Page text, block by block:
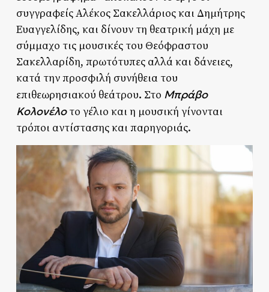
συγγραφείς Αλέκος Σακελλάριος και Δημήτρης
Ευαγγελίδης, και δίνουν τη θεατρική μάχη με
σύμμαχο τις μουσικές του Θεόφραστου
Σακελλαρίδη, πρωτότυπες αλλά και δάνειες,
κατά την προσφιλή συνήθεια του
επιθεωρησιακού θεάτρου. Στο Μπράβο
Κολονέλοτο γέλιο και η μουσική γίνονται
τρόποι αντίστασης και παρηγοριάς.